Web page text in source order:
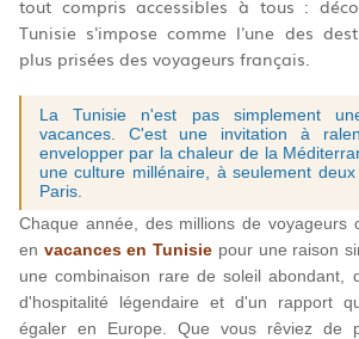
tout compris accessibles à tous :
Tunisie s'impose comme l'une des
plus prisées des voyageurs français.
La Tunisie n'est pas simplement
vacances. C'est une invitation à
envelopper par la chaleur de la
une culture millénaire, à seulement
Paris.
Chaque année, des millions de voyageurs
en vacances en Tunisie pour une raison
une combinaison rare de soleil abondant,
d'hospitalité légendaire et d'un rapport
égaler en Europe. Que vous rêviez de